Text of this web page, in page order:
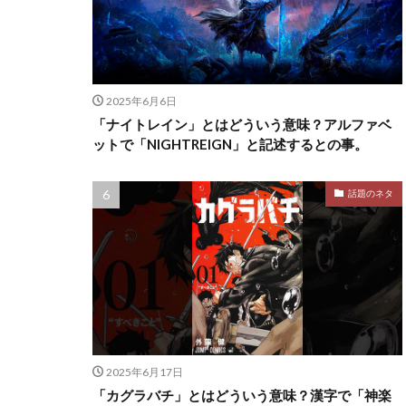
2025年6月6日
「ナイトレイン」とはどういう意味？アルファベ
ットで「NIGHTREIGN」と記述するとの事。
話題のネタ
2025年6月17日
「カグラバチ」とはどういう意味？漢字で「神楽